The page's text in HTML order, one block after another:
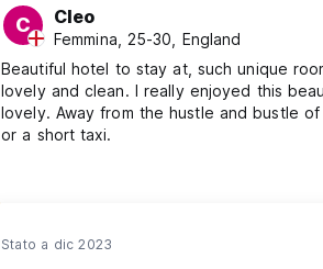
C Cleo
Femmina, 25-30, England
Beautiful hotel to stay at, such unique
lovely and clean. I really enjoyed this
lovely. Away from the hustle and bustle of town, but only a 20 minute walk
or a short taxi.
Stato a dic 2023